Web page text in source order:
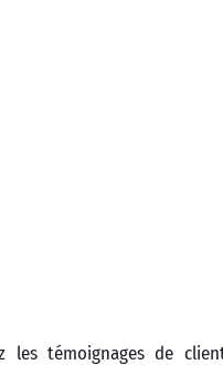
les témoignages de